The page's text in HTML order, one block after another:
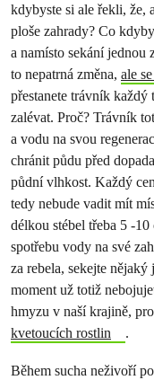
kdybyste si ale řekli, že,
ploše zahrady? Co
a namísto sekání jednou
to nepatrná změna, ale
přestanete trávník každý
zalévat. Proč? Trávník
a vodu na svou
chránit půdu před
půdní vlhkost. Každý
tedy nebude vadit mít
délkou stébel třeba 5 -
spotřebu vody na své
za rebela, sekejte
moment už totiž
hmyzu v naší krajině,
kvetoucích rostlin
.
Během sucha neživoří